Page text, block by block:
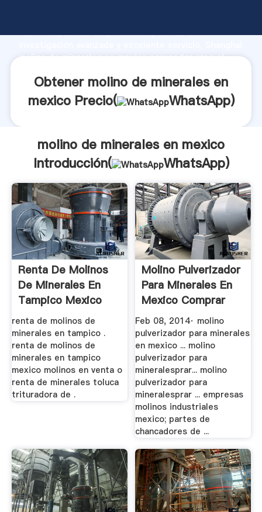
fuerte capacidad de producción, fuerza de
molino de minerales en mexico proveedor crea el
Obtener molino de minerales en
mexico Precio(
WhatsApp)
molino de minerales en mexico
Introducción(
WhatsApp)
Renta De Molinos
De Minerales En
Tampico Mexico
renta de molinos de
minerales en tampico .
renta de molinos de
minerales en tampico
mexico molinos en venta o
renta de minerales toluca
trituradora de .
Molino Pulverizador
Para Minerales En
Mexico Comprar
YouTube
Feb 08, 2014· molino
pulverizador para minerales
en mexico ... molino
pulverizador para
mineralesprar... molino
pulverizador para
mineralesprar ... empresas
molinos industriales
mexico; partes de
chancadores de ...